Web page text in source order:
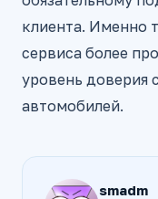
клиента. Именно
сервиса более
уровень доверия
автомобилей.
smadm